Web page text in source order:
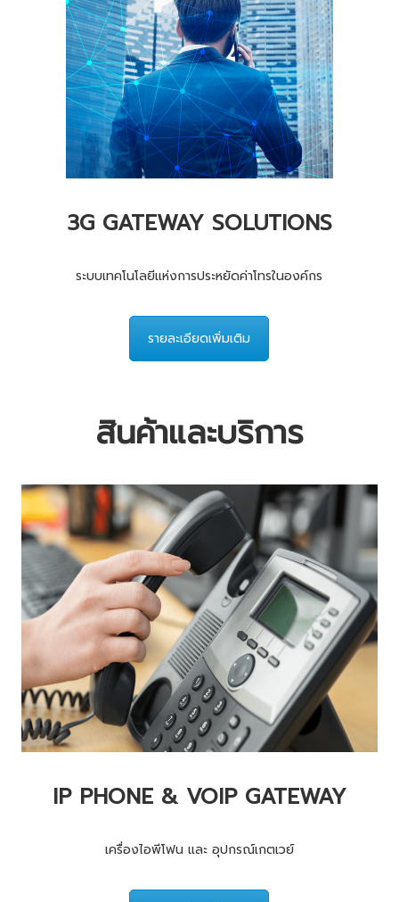
3G GATEWAY SOLUTIONS
ระบบเทคโนโลยีแห่งการประหยัดค่าโทรในองค์กร
รายละเอียดเพิ่มเติม
สินค้าและบริการ
IP PHONE & VOIP GATEWAY
เครื่องไอพีโฟน และ อุปกรณ์เกตเวย์